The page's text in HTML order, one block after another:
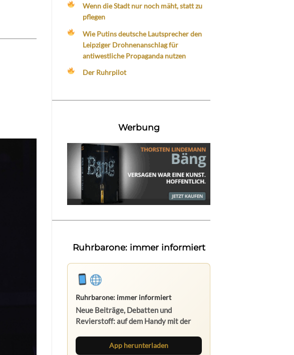
Wenn die Stadt nur noch mäht, statt zu
pflegen
Wie Putins deutsche Lautsprecher den
Leipziger Drohnenanschlag für
antiwestliche Propaganda nutzen
Der Ruhrpilot
Werbung
Ruhrbarone: immer informiert
Ruhrbarone: immer informiert
Neue Beiträge, Debatten und
Revierstoff: auf dem Handy mit der
App, am Rechner mit der Browser
Suite.
App herunterladen